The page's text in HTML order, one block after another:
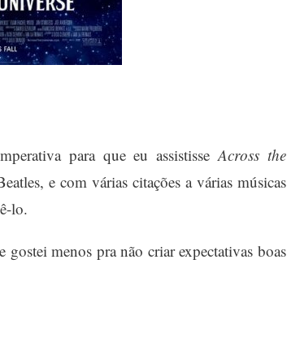
para que eu assistisseAcross the
e com várias citações a várias músicas
lo.
menos pra não criar expectativas boas